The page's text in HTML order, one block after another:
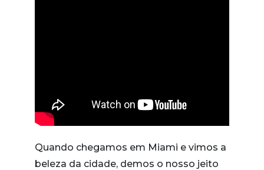
Quando chegamos em Miami e vimos a
beleza da cidade, demos o nosso jeito